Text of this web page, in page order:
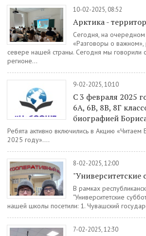
10-02-2025, 08:52
Арктика -
Сегодня, на
«Разговоры о важном»,
севере нашей страны. Сегодня мы говорили
регионе...
9-02-2025, 10:10
С 3 февраля 2025
6А, 6В, 8В, 8Г
биографией
Ребята активно включились в Акцию «Читаем
2025 году»....
8-02-2025, 12:00
"Университетские
В рамках
"Университетские
нашей школы посетили: 1. Чувашский
7-02-2025, 12:30